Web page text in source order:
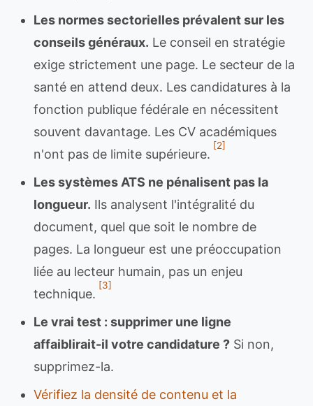
Les normes sectorielles prévalent sur les
conseils généraux. Le conseil en stratégie
exige strictement une page. Le secteur de la
santé en attend deux. Les candidatures à la
fonction publique fédérale en nécessitent
souvent davantage. Les CV académiques
n'ont pas de limite supérieure.
[2]
Les systèmes ATS ne pénalisent pas la
longueur. Ils analysent l'intégralité du
document, quel que soit le nombre de
pages. La longueur est une préoccupation
liée au lecteur humain, pas un enjeu
technique.
[3]
Le vrai test : supprimer une ligne
affaiblirait-il votre candidature ? Si non,
supprimez-la.
Vérifiez la densité de contenu et la